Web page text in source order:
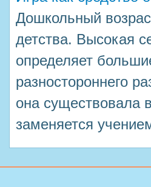
Дошкольный
детства. Высокая
определяет
разностороннего
она существовала
заменяется